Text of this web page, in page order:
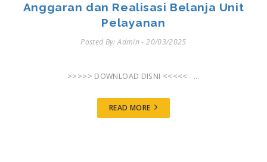
Anggaran dan Realisasi Belanja Unit
Pelayanan
Posted By: Admin - 20/03/2025
>>>>> DOWNLOAD DISNI <<<<< ...
READ MORE